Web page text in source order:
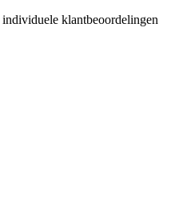
individuele klantbeoordelingen